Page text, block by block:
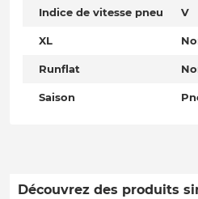
Indice de vitesse pneu V
XL
Runflat
Saison
Découvrez des produits